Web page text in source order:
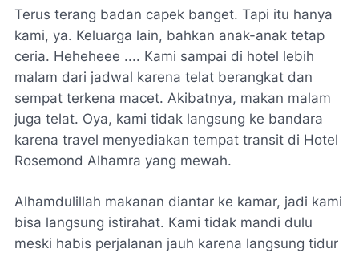
Terus terang badan capek banget. Tapi itu hanya
kami, ya. Keluarga lain, bahkan anak-anak tetap
ceria. Heheheee .... Kami sampai di hotel lebih
malam dari jadwal karena telat berangkat dan
sempat terkena macet. Akibatnya, makan malam
juga telat. Oya, kami tidak langsung ke bandara
karena travel menyediakan tempat transit di Hotel
Rosemond Alhamra yang mewah.
Alhamdulillah makanan diantar ke kamar, jadi kami
bisa langsung istirahat. Kami tidak mandi dulu
meski habis perjalanan jauh karena langsung tidur